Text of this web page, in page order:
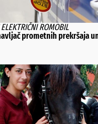
ROMOBIL
prometnih prekršaja